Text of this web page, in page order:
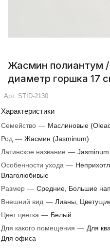
Жасмин полиантум
диаметр горшка 17
Арт. STID-2130
Характеристики
Семейство — Маслиновые
Род — Жасмин (Jasminum)
Латинское название —
Особенности ухода —
Влаголюбивые
Размер — Средние, Большие
Внешний вид — Лианы,
Цвет цветка — Белый
Для какого помещения — Для
Для офиса